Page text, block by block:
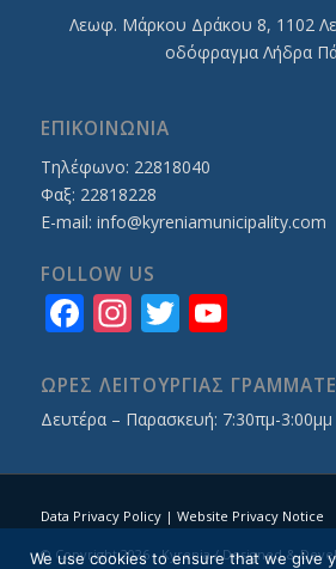
Λεωφ. Mάρκου Δράκου 8, 1102
οδόφραγμα Λήδρα
ΕΠΙΚΟΙΝΩΝΙΑ
Τηλέφωνο: 22818040
Φαξ: 22818228
E-mail: info@kyreniamunicipality.com
FOLLOW US
Facebook
Instagram
Twitter
ΩΡΕΣ ΛΕΙΤΟΥΡΓΙΑΣ
Δευτέρα – Παρασκευή: 7:30πμ-3:00μμ
Data Privacy Policy| Website Privacy Notice
© Copyright 2026 - Kyrenia / Designed &
We use cookies to ensure that we give